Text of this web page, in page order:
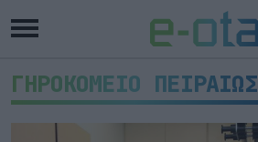
ΓΗΡΟΚΟΜΕΙΟ ΠΕΙΡΑΙΩΣ